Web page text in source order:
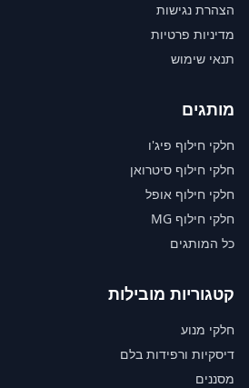
הצהרת נגישות
מדיניות פרטיות
תנאי שימוש
מותגים
חלקי חילוף פיג'ו
חלקי חילוף סיטרואן
חלקי חילוף אופל
חלקי חילוף MG
כל המותגים
קטגוריות מובילות
חלקי מנוע
דיסקיות ורפידות בלם
מסננים